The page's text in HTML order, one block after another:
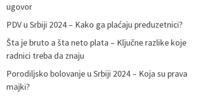
ugovor
PDV u Srbiji 2024 – Kako ga plaćaju preduzetnici?
Šta je bruto a šta neto plata – Ključne razlike koje
radnici treba da znaju
Porodiljsko bolovanje u Srbiji 2024 – Koja su prava
majki?